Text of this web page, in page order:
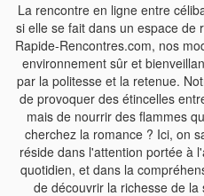
La rencontre en ligne entre
si elle se fait dans un espace de
Rapide-Rencontres.com, nos
environnement sûr et
par la politesse et la retenue.
de provoquer des étincelles
mais de nourrir des flammes
cherchez la romance ? Ici, on
réside dans l'attention portée à
quotidien, et dans la
de découvrir la richesse de